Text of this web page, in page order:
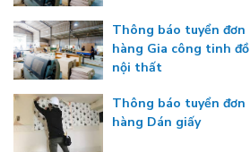
Thông báo tuyển đơn
hàng Gia công tinh đồ
nội thất
Thông báo tuyển đơn
hàng Dán giấy